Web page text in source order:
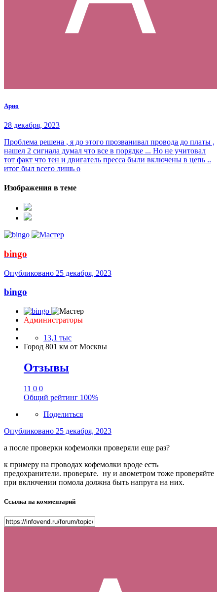
Арно
28 декабря, 2023
Проблема решена , я до этого прозванивал провода до платы ,
нашел 2 сигнала думал что все в порядке ... Но не учитовал
тот факт что тен и двигатель пресса были включены в цепь ..
итог был всего лишь о
Изображения в теме
bingo
Опубликовано 25 декабря, 2023
bingo
Администраторы
13,1 тыс
Город 801 км от Москвы
Отзывы
11 0 0
Общий рейтинг 100%
Поделиться
Опубликовано 25 декабря, 2023
а после проверки кофемолки проверяли еще раз?
к примеру на проводах кофемолки вроде есть
предохранители. проверьте. ну и авометром тоже проверяйте
при включении помола должна быть напруга на них.
Ссылка на комментарий